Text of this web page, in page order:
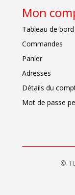
Mon
Tableau de bord
Commandes
Panier
Adresses
Détails du
Mot de passe
©